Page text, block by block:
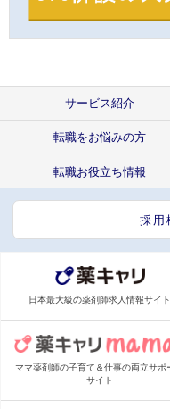
サービス紹介
転職をお悩みの方
転職お役立ち情報
採用
日本最大級の薬剤師求人情報サイト
ママ薬剤師の子育て＆仕事の両立サポ
サイト